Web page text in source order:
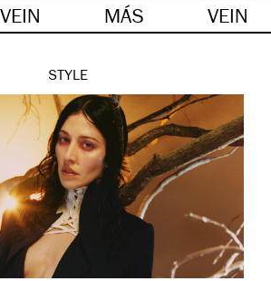
VEIN MÁS VEIN
STYLE